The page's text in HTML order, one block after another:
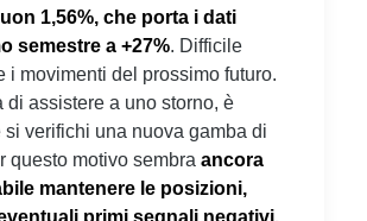
1,56%, che porta i dati
semestre a +27%. Difficile
i movimenti del prossimo futuro.
di assistere a uno storno, è
si verifichi una nuova gamba di
questo motivo sembra ancora
mantenere le posizioni,
primi segnali negativi.